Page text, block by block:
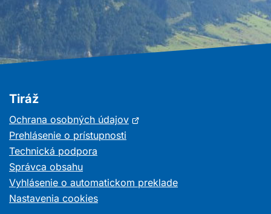
Tiráž
Ochrana osobných údajovOtvorí
okne
Prehlásenie o prístupnosti
Technická podpora
Správca obsahu
Vyhlásenie o automatickom preklade
Nastavenia cookies